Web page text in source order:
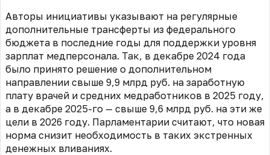
Авторы инициативы указывают на регулярные
дополнительные трансферты из федерального
бюджета в последние годы для поддержки уровня
зарплат медперсонала. Так, в декабре 2024 года
было принято решение о дополнительном
направлении свыше 9,9 млрд руб. на заработную
плату врачей и средних медработников в 2025 году,
а в декабре 2025-го — свыше 9,6 млрд руб. на эти же
цели в 2026 году. Парламентарии считают, что новая
норма снизит необходимость в таких экстренных
денежных вливаниях.